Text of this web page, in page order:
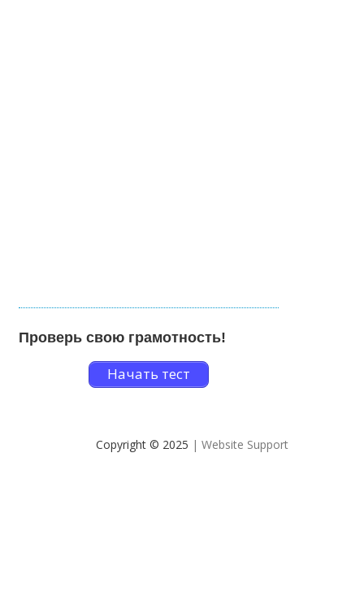
Проверь свою грамотность!
Начать тест
Copyright © 2025 | Website Support